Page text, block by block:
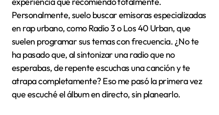
sentir y pensar a la vez.